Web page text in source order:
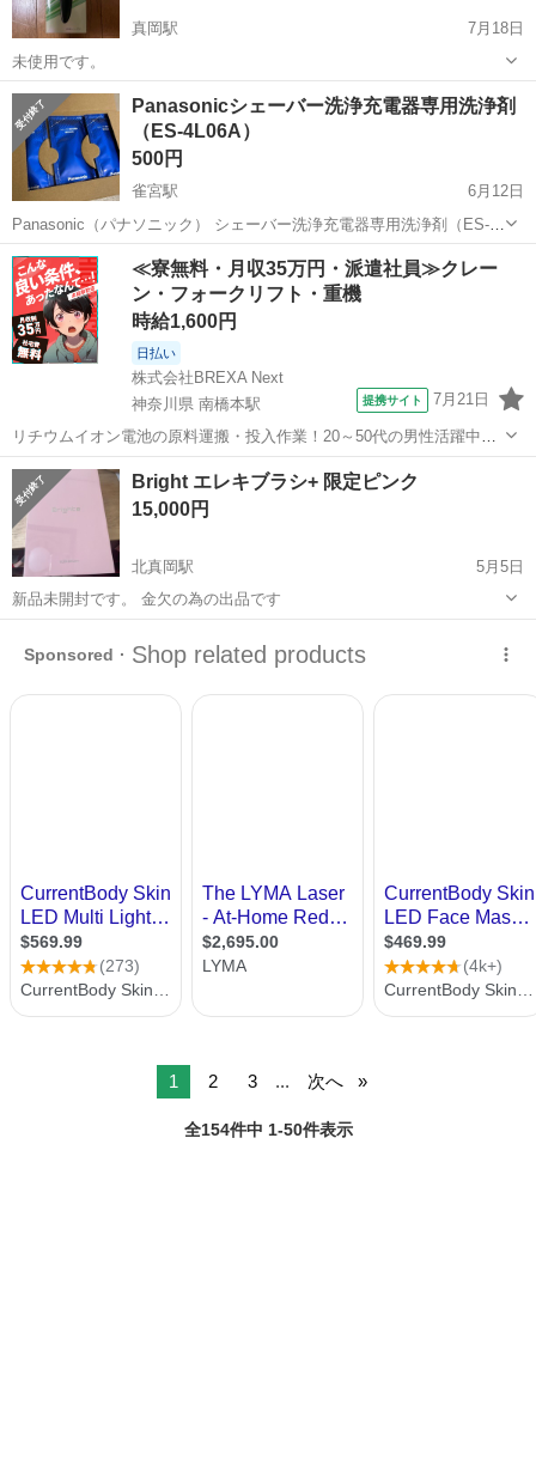
真岡駅
7月18日
未使用です。
栃木 真岡市 マシン
Panasonicシェーバー洗浄充電器専用洗浄剤
（ES-4L06A）
500円
雀宮駅
6月12日
Panasonic（パナソニック） シェーバー洗浄充電器専用洗浄剤（ES-
4L06A）です。 6個入りと5個入り（1個使用）、まとめて11個です。
ストックとして購入しましたが、使用しないため出品します。 対応機
種など...
栃木 宇都宮市 雀宮駅 美容家電 シェーバー
≪寮無料・月収35万円・派遣社員≫クレー
ン・フォークリフト・重機
時給1,600円
日払い
株式会社BREXA Next
神奈川県 南橋本駅
提携サイト 7月21日
リチウムイオン電池の原料運搬・投入作業！20～50代の男性活躍中★
ワンルーム寮完備！赴任旅費会社負担！年間休日130日★フォークリフ
ト免許お持ちの方、活躍中！就業先食堂利用可★《神奈川県相模原
市》 人気の工場のお仕事 ◇電...
神奈川 相模原市 南橋本駅 その他
Bright エレキブラシ+ 限定ピンク
15,000円
北真岡駅
5月5日
新品未開封です。 金欠の為の出品です
1 2 3 ... 次へ
全154件中 1-50件表示